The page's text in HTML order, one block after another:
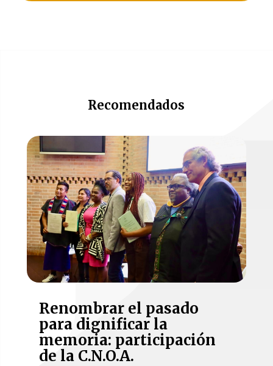
Recomendados
Renombrar el pasado
para dignificar la
memoria: participación
de la C.N.O.A.